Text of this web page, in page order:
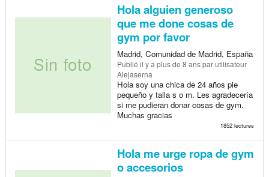
Hola alguien generoso
que me done cosas de
gym por favor
Madrid, Comunidad de Madrid, España
Publié il y a plus de 8 anspar utilisateur
Alejaserna
Hola soy una chica de 24 años pie
pequeño y talla s o m. Les agradecería
si me pudieran donar cosas de gym.
Muchas gracias
1852 lectures
Hola me urge ropa de gym
o accesorios